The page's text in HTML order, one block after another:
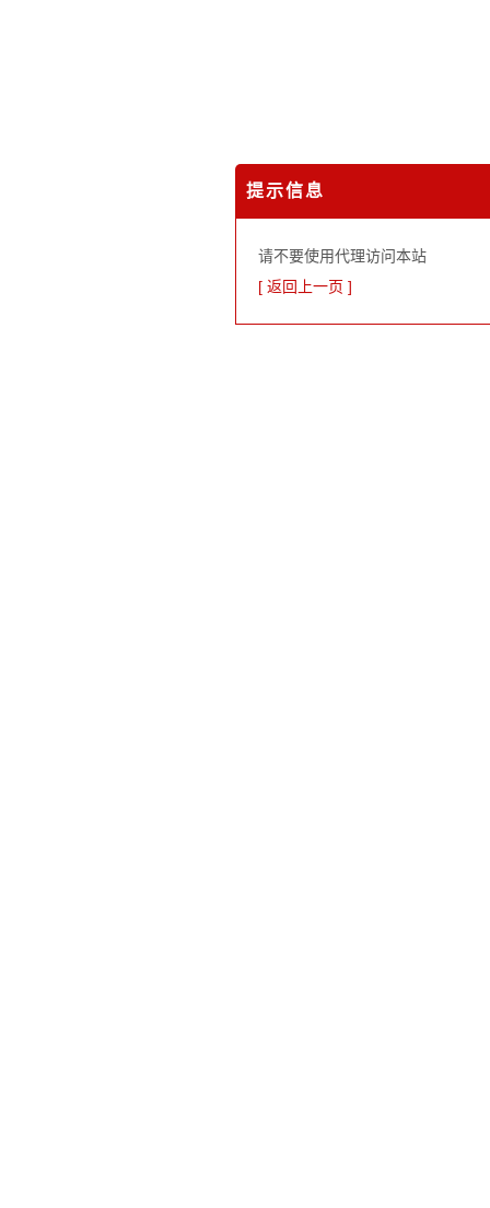
提示信息
请不要使用代理访问本站
[ 返回上一页 ]